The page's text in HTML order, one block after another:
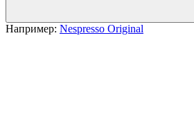
Например: Nespresso Original